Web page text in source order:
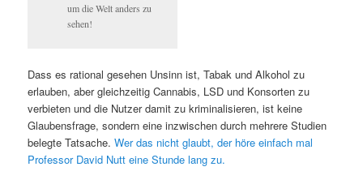
um die Welt anders zu
sehen!
Dass es rational gesehen Unsinn ist, Tabak und Alkohol zu
erlauben, aber gleichzeitig Cannabis, LSD und Konsorten zu
verbieten und die Nutzer damit zu kriminalisieren, ist keine
Glaubensfrage, sondern eine inzwischen durch mehrere Studien
belegte Tatsache.Wer das nicht glaubt, der höre einfach mal
Professor David Nutt eine Stunde lang zu.